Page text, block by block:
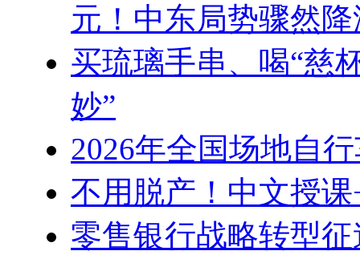
元！中东局势骤然
买琉璃手串、喝“慈
妙”
2026年全国场地自
不用脱产！中文授
零售银行战略转型